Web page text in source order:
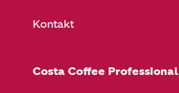
Kontakt
Costa Coffee Professional